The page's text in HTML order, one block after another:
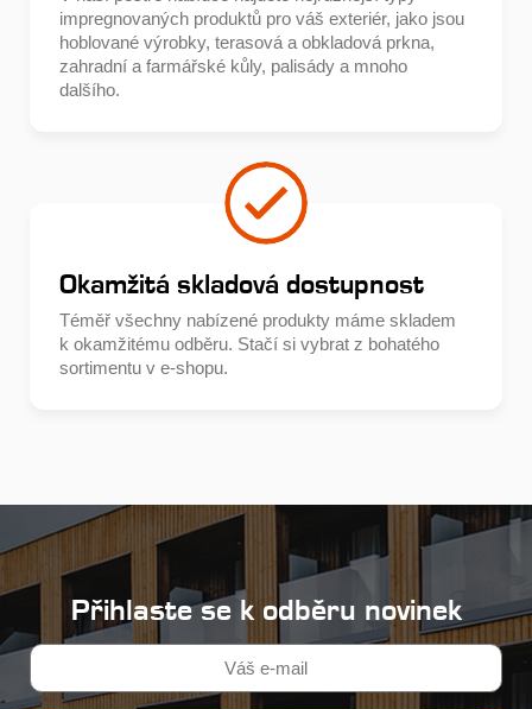
impregnovaných produktů pro váš exteriér, jako jsou
hoblované výrobky, terasová a obkladová prkna,
zahradní a farmářské kůly, palisády a mnoho
dalšího.
Okamžitá skladová dostupnost
Téměř všechny nabízené produkty máme skladem
k okamžitému odběru. Stačí si vybrat z bohatého
sortimentu v e-shopu.
Přihlaste se k odběru novinek